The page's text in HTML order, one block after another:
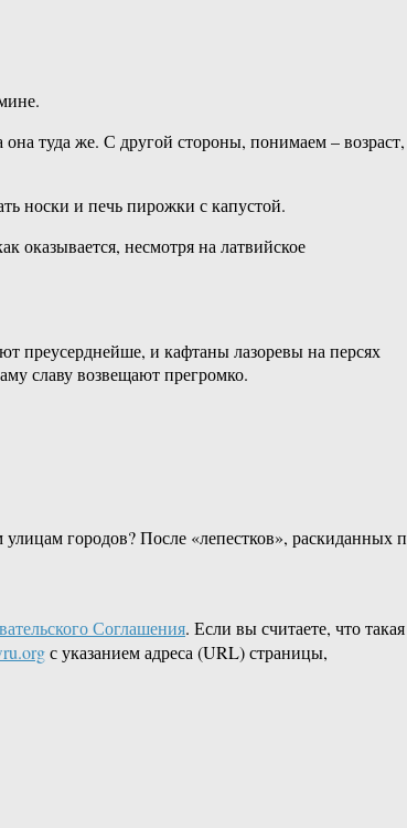
туда же. С другой стороны, понимаем – возраст,
носки и печь пирожки с капустой.
несмотря на латвийское
преусерднейше, и кафтаны лазоревы на персях
славу возвещают прегромко.
городов? После «лепестков», раскиданных
Соглашения. Если вы считаете, что такая
с указанием адреса (URL) страницы,